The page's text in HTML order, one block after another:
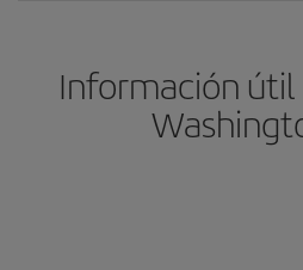
Información útil